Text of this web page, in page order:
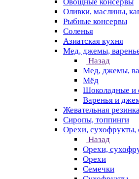
Оливки, маслины,
Рыбные консервы
Соленья
Азиатская кухня
Мед, джемы,
Назад
Мед, джемы,
Мёд
Шоколадные и
Варенья и
Жевательная
Сиропы, топпинги
Орехи, сухофрукты,
Назад
Орехи,
Орехи
Семечки